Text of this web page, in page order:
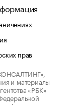
прав
и материалы
«РБК»